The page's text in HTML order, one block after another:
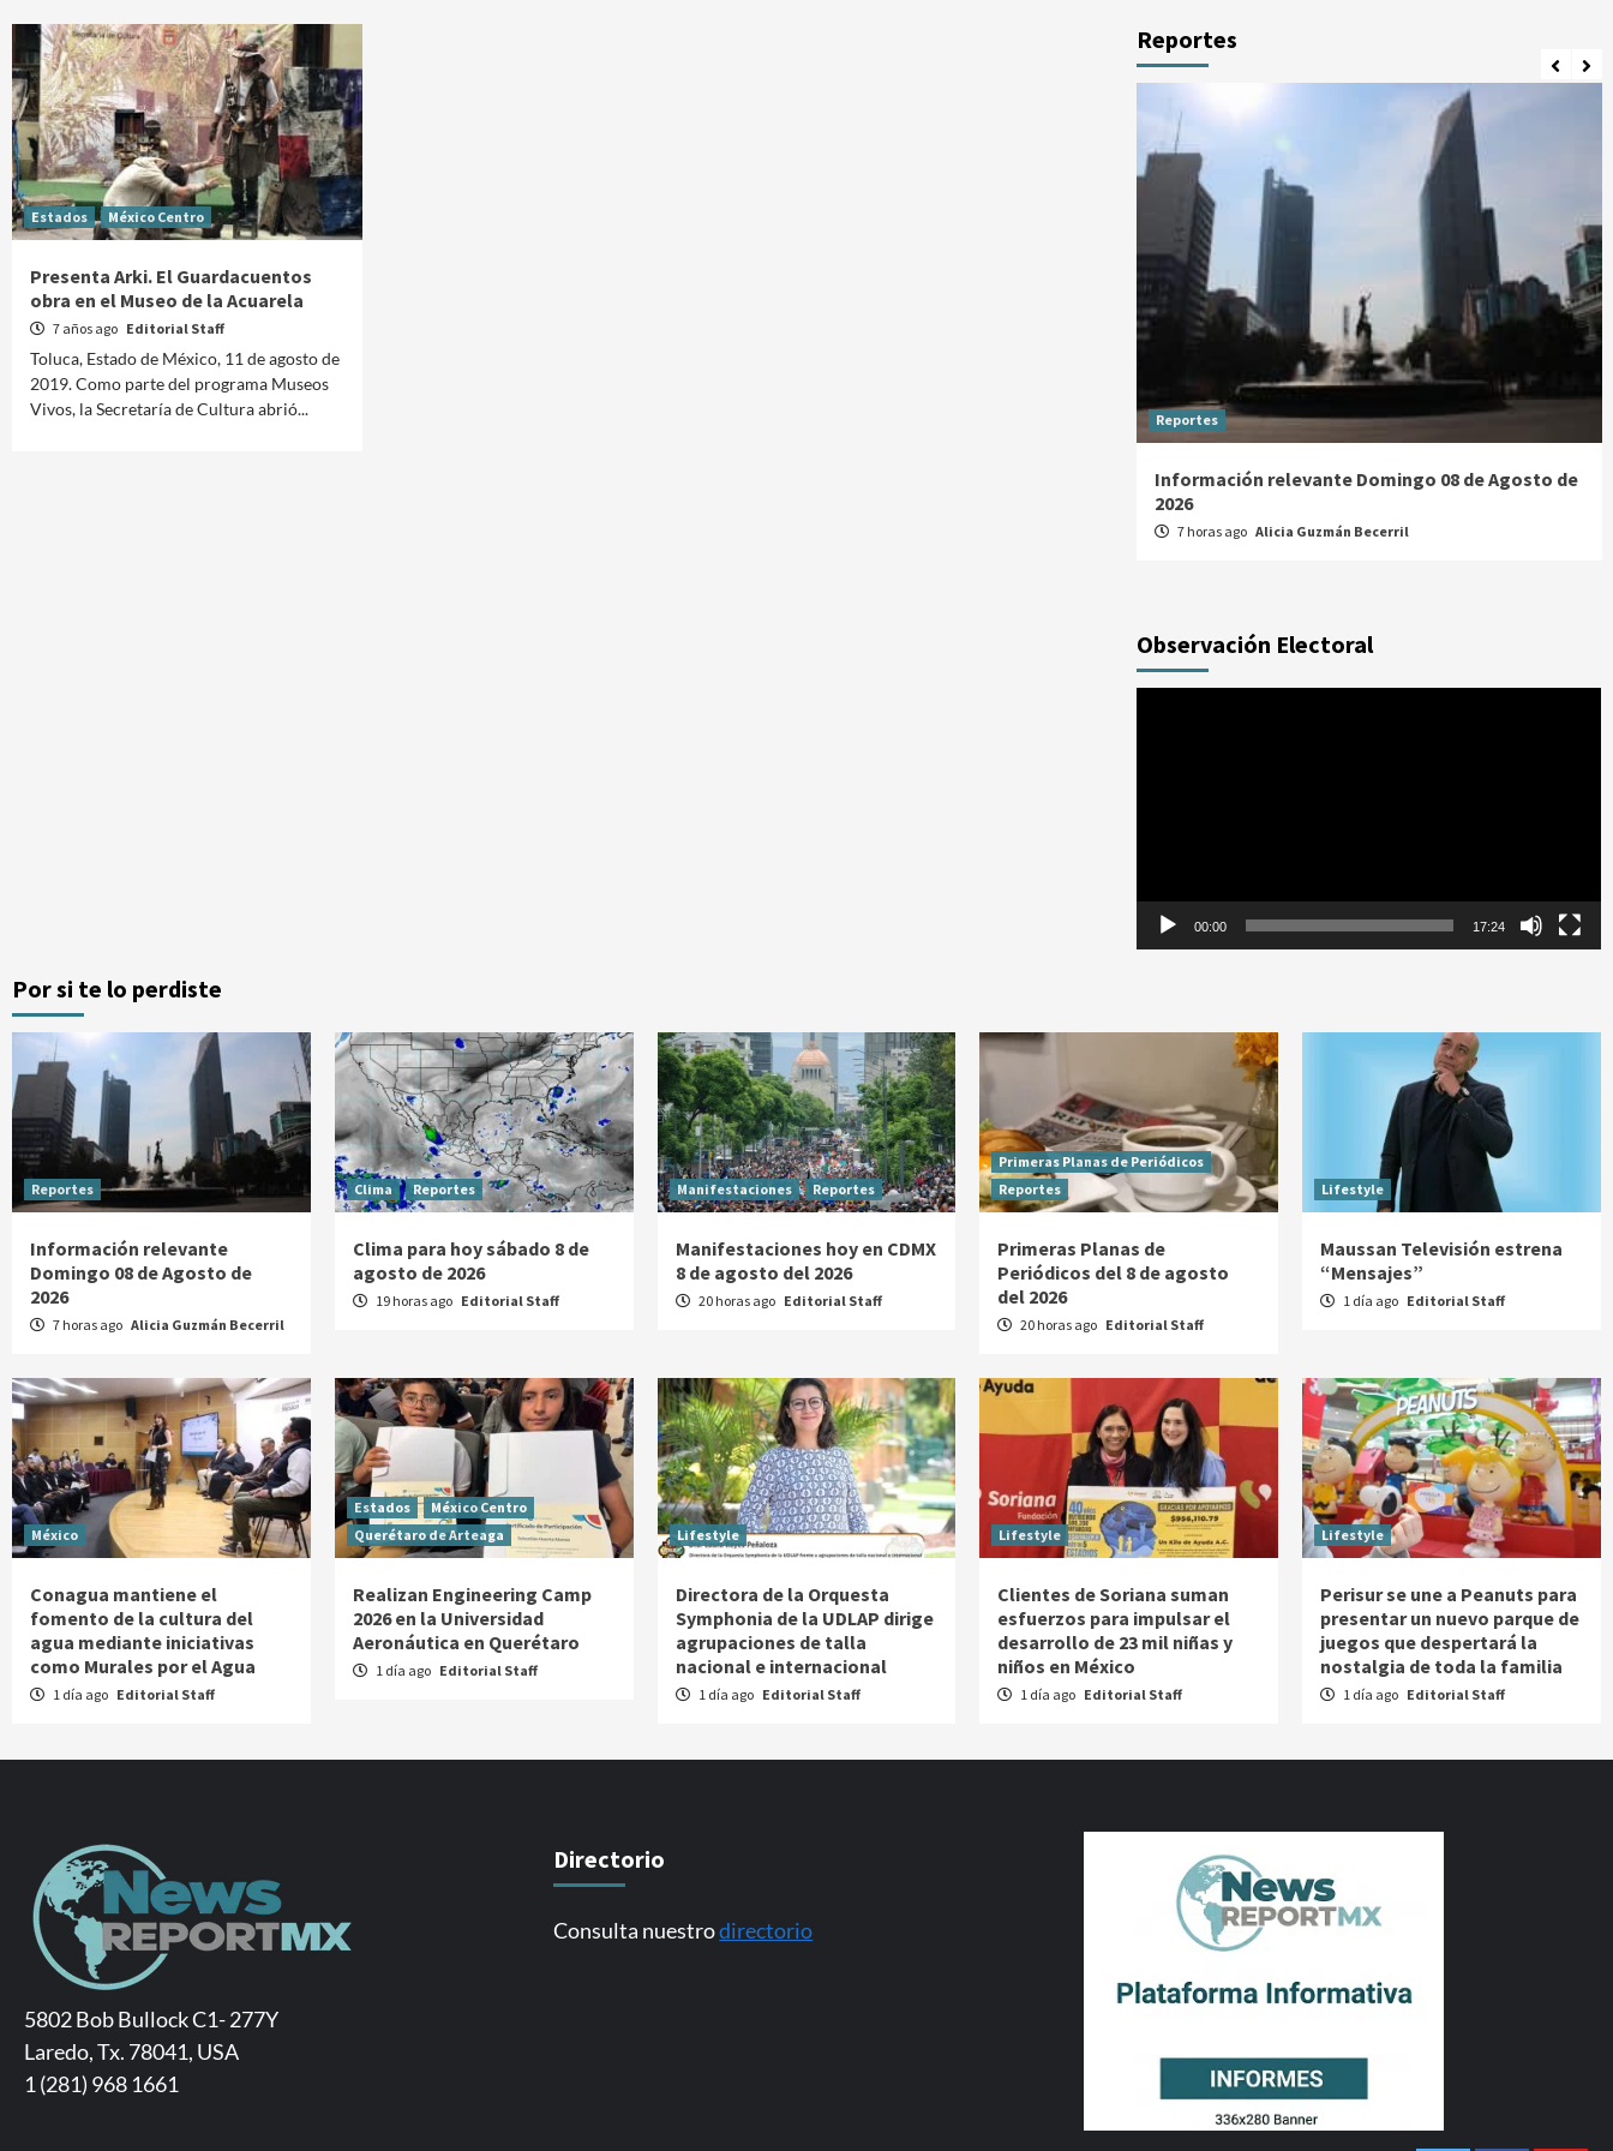
Estados México Centro
Presenta Arki. El Guardacuentos
obra en el Museo de la Acuarela
7 años ago Editorial Staff
Toluca, Estado de México, 11 de agosto de
2019. Como parte del programa Museos
Vivos, la Secretaría de Cultura abrió...
Reportes
Reportes
Información relevante Domingo 08 de Agosto de
2026
7 horas ago Alicia Guzmán Becerril
Observación Electoral
00:00 17:24
Por si te lo perdiste
Reportes
Información relevante
Domingo 08 de Agosto de
2026
7 horas ago Alicia Guzmán Becerril
Clima Reportes
Clima para hoy sábado 8 de
agosto de 2026
19 horas ago Editorial Staff
Manifestaciones Reportes
Manifestaciones hoy en CDMX
8 de agosto del 2026
20 horas ago Editorial Staff
Primeras Planas de Periódicos
Reportes
Primeras Planas de
Periódicos del 8 de agosto
del 2026
20 horas ago Editorial Staff
Lifestyle
Maussan Televisión estrena
“Mensajes”
1 día ago Editorial Staff
México
Conagua mantiene el
fomento de la cultura del
agua mediante iniciativas
como Murales por el Agua
1 día ago Editorial Staff
Estados
México Centro
Querétaro de Arteaga
Realizan Engineering Camp
2026 en la Universidad
Aeronáutica en Querétaro
1 día ago Editorial Staff
Lifestyle
Directora de la Orquesta
Symphonia de la UDLAP dirige
agrupaciones de talla
nacional e internacional
1 día ago Editorial Staff
Lifestyle
Clientes de Soriana suman
esfuerzos para impulsar el
desarrollo de 23 mil niñas y
niños en México
1 día ago Editorial Staff
Lifestyle
Perisur se une a Peanuts para
presentar un nuevo parque de
juegos que despertará la
nostalgia de toda la familia
1 día ago Editorial Staff
5802 Bob Bullock C1- 277Y
Laredo, Tx. 78041, USA
1 (281) 968 1661
Directorio
Consulta nuestrodirectorio